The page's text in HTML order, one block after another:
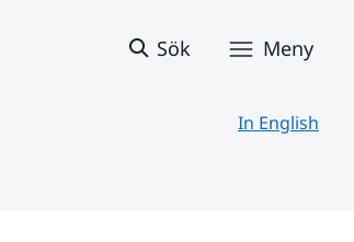
Sök Meny
In English